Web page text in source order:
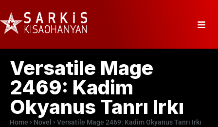
Versatile Mage
2469: Kadim
Okyanus Tanrı Irkı
Home Novel Versatile Mage 2469: Kadim Okyanus Tanrı Irkı